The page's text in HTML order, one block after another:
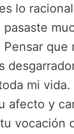
lo
que
mi
afecto y
vocación